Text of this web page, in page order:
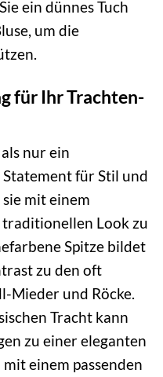
ein dünnes Tuch
um die
für Ihr Trachten-
nur ein
für Stil und
mit einem
traditionellen Look zu
Spitze bildet
zu den oft
Mieder und Röcke.
Tracht kann
zu einer eleganten
einem passenden